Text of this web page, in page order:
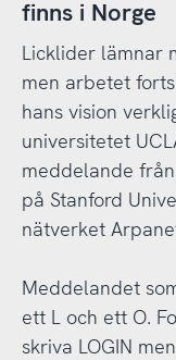
finns i Norge
Licklider lämnar
men arbetet
hans vision
universitetet
meddelande
på Stanford
nätverket
Meddelandet
ett L och ett O.
skriva LOGIN